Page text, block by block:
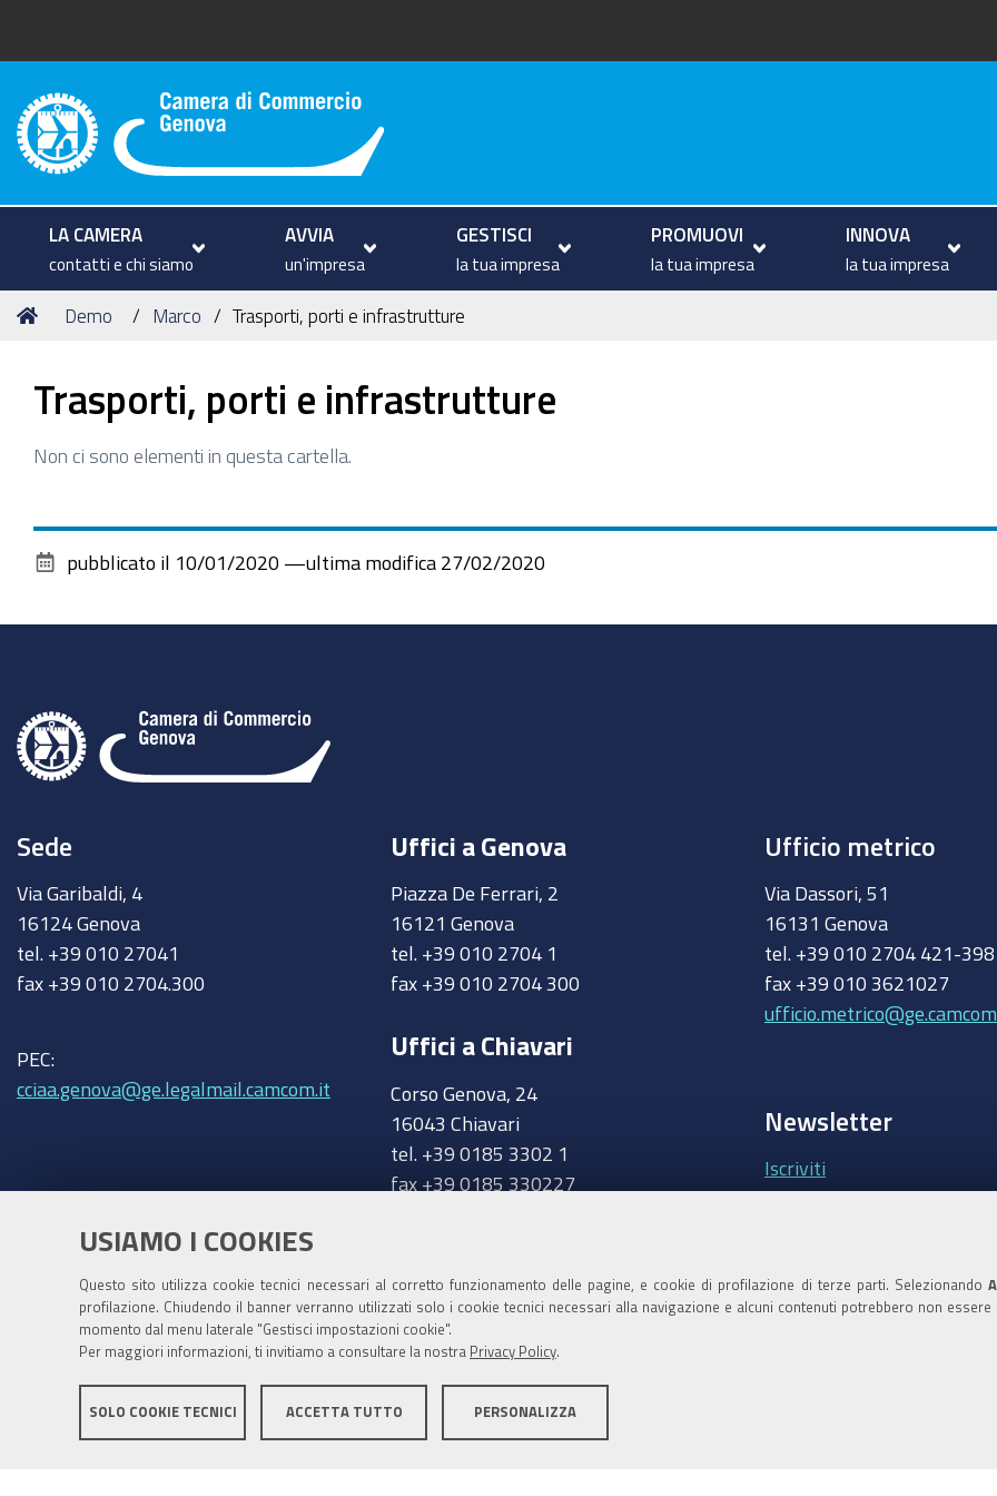
USIAMO I COOKIES
Questo sito utilizza cookie tecnici necessari al corretto funzionamento delle pagine, e cookie di profilazione di terze parti. Selezionando
profilazione. Chiudendo il banner verranno utilizzati solo i cookie tecnici necessari alla navigazione e alcuni contenuti potrebbero non
momento dal menu laterale "Gestisci impostazioni cookie".
Per maggiori informazioni, ti invitiamo a consultare la nostra Privacy Policy
SOLO COOKIE TECNICI ACCETTA TUTTO PERSONALIZZA
Camera di Commercio di Genova
LA CAMERA
contatti e chi siamo
AVVIA
un'impresa
GESTISCI
la tua impresa
PROMUOVI
la tua impresa
INNOVA
la tua impresa
Tu
Home
Demo Marco Trasporti, porti e infrastrutture
Trasporti, porti e infrastrutture
Non ci sono elementi in questa cartella.
pubblicato il 10/01/2020 —ultima modifica 27/02/2020
Sede
Via Garibaldi, 4
16124 Genova
tel. +39 010 27041
fax +39 010 2704.300
PEC:
cciaa.genova@ge.legalmail.camcom.it
Trasparenza
Uffici a Genova
Piazza De Ferrari, 2
16121 Genova
tel. +39 010 2704 1
fax +39 010 2704 300
Uffici a Chiavari
Corso Genova, 24
16043 Chiavari
tel. +39 0185 3302 1
fax +39 0185 330227
Ufficio metrico
Via Dassori, 51
16131 Genova
tel. +39 010 2704 421-398
fax +39 010 3621027
Newsletter
Iscriviti
Accedi